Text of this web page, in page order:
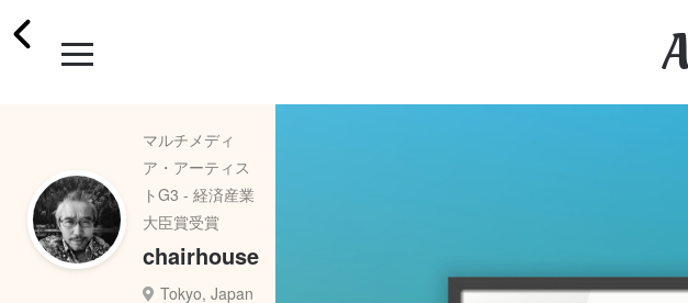
マルチメディ
ア・アーティス
トG3 - 経済産業
大臣賞受賞
chairhouse
Tokyo, Japan